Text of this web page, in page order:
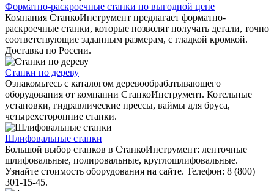
Форматно-раскроечные станки по выгодной цене
Компания СтанкоИнструмент предлагает форматно-
раскроечные станки, которые позволят получать детали, точно
соответствующие заданным размерам, с гладкой кромкой.
Доставка по России.
Станки по дереву
Ознакомьтесь с каталогом деревообрабатывающего
оборудования от компании СтанкоИнструмент. Котельные
установки, гидравлические прессы, ваймы для бруса,
четырехсторонние станки.
Шлифовальные станки
Большой выбор станков в СтанкоИнструмент: ленточные
шлифовальные, полировальные, круглошлифовальные.
Узнайте стоимость оборудования на сайте. Телефон: 8 (800)
301-15-45.